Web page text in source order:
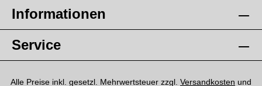
Informationen
Service
Alle Preise inkl. gesetzl. Mehrwertsteuer zzgl. Versandkosten und